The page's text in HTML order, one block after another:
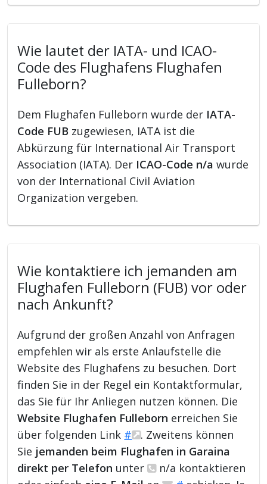
Wie lautet der IATA- und ICAO-
Code des Flughafens Flughafen
Fulleborn?
Dem Flughafen Fulleborn wurde der IATA-
Code FUB zugewiesen, IATA ist die
Abkürzung für International Air Transport
Association (IATA). Der ICAO-Code n/a wurde
von der International Civil Aviation
Organization vergeben.
Wie kontaktiere ich jemanden am
Flughafen Fulleborn (FUB) vor oder
nach Ankunft?
Aufgrund der großen Anzahl von Anfragen
empfehlen wir als erste Anlaufstelle die
Website des Flughafens zu besuchen. Dort
finden Sie in der Regel ein Kontaktformular,
das Sie für Ihr Anliegen nutzen können. Die
Website Flughafen Fulleborn erreichen Sie
über folgenden Link #
. Zweitens können
Sie jemanden beim Flughafen in Garaina
direkt per Telefon unter
n/a kontaktieren